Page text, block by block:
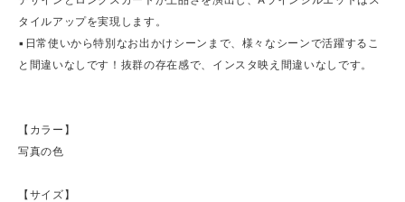
タイルアップを実現します。
▪日常使いから特別なお出かけシーンまで、様々なシーンで活躍するこ
と間違いなしです！抜群の存在感で、インスタ映え間違いなしです。
【カラー】
写真の色
【サイズ】